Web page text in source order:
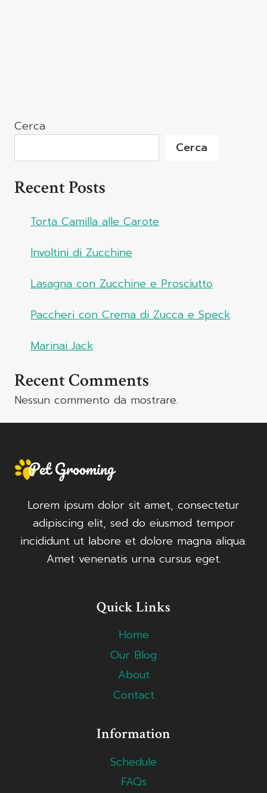
Cerca
Cerca
Recent Posts
Torta Camilla alle Carote
Involtini di Zucchine
Lasagna con Zucchine e Prosciutto
Paccheri con Crema di Zucca e Speck
Marinai Jack
Recent Comments
Nessun commento da mostrare.
Lorem ipsum dolor sit amet, consectetur
adipiscing elit, sed do eiusmod tempor
incididunt ut labore et dolore magna aliqua.
Amet venenatis urna cursus eget.
Quick Links
Home
Our Blog
About
Contact
Information
Schedule
FAQs